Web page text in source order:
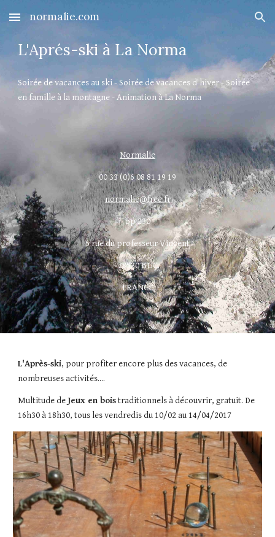
Skip to main content Skip to navigation
normalie.com
L'Aprés-ski à La Norma
Soirée de vacances au ski - Soirée de vacances d'hiver - Soirée
en famille à la montagne - Animation à La Norma
Normalie
00 33 (0)6 08 81 19 19
normalie@free.fr
bp 230
5 rue du professeur Vincent
78530 BUC
FRANCE
L'Après-ski, pour profiter encore plus des vacances, de
nombreuses activités....
Multitude de Jeux en bois traditionnels à découvrir, gratuit. De
16h30 à 18h30, tous les vendredis du 10/02 au 14/04/2017